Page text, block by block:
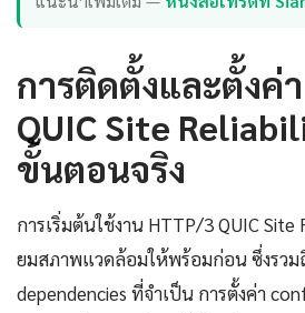
การติดตั้งและตั้งค่
QUIC Site
ขั้นตอนจริง
การเริ่มต้นใช้งาน HTTP/3 QUIC Site
ยมสภาพแวดล้อมให้พร้อมก่อน ซึ่งรวม
dependencies ที่จำเป็น การตั้งค่า